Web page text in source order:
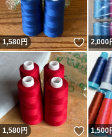
1,580円 いい
2,000
1,580円 いい
1,500